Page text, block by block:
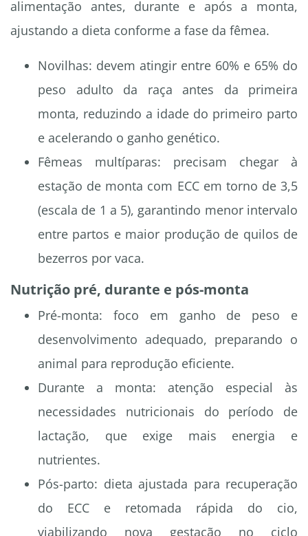
alimentação antes, durante e após a monta,
ajustando a dieta conforme a fase da fêmea.
Novilhas: devem atingir entre 60% e 65% do
peso adulto da raça antes da primeira
monta, reduzindo a idade do primeiro parto
e acelerando o ganho genético.
Fêmeas multíparas: precisam chegar à
estação de monta com ECC em torno de 3,5
(escala de 1 a 5), garantindo menor intervalo
entre partos e maior produção de quilos de
bezerros por vaca.
Nutrição pré, durante e pós-monta
Pré-monta: foco em ganho de peso e
desenvolvimento adequado, preparando o
animal para reprodução eficiente.
Durante a monta: atenção especial às
necessidades nutricionais do período de
lactação, que exige mais energia e
nutrientes.
Pós-parto: dieta ajustada para recuperação
do ECC e retomada rápida do cio,
viabilizando nova gestação no ciclo